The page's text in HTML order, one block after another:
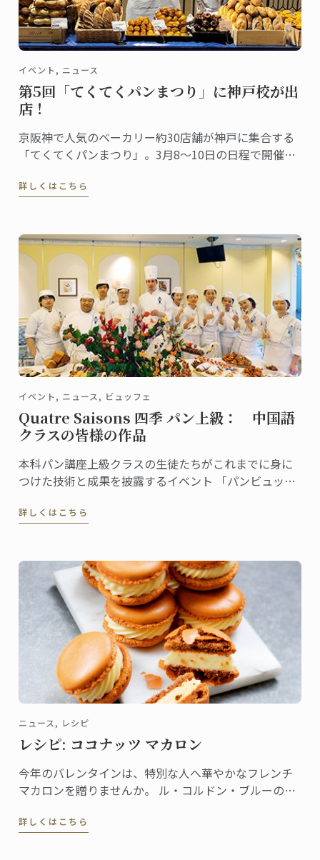
イベント, ニュース
第5回「てくてくパンまつり」に神戸校が出
店！
京阪神で人気のベーカリー約30店舗が神戸に集合する
「てくてくパンまつり」。3月8～10日の日程で開催さ
ベントとしてすっかり定着しました。ル･コルドン･ブ
詳しくはこちら
イベント, ニュース, ビュッフェ
Quatre Saisons 四季 パン上級： 中国語
クラスの皆様の作品
本科パン講座上級クラスの生徒たちがこれまでに身に
つけた技術と成果を披露するイベント 「パンビュッフ
サイズのパンをプレゼンテーション。
詳しくはこちら
ニュース, レシピ
レシピ: ココナッツ マカロン
今年のバレンタインは、特別な人へ華やかなフレンチ
マカロンを贈りませんか。 ル・コルドン・ブルーの書
ツ マカロンのレシピをご紹介しましょう。
詳しくはこちら